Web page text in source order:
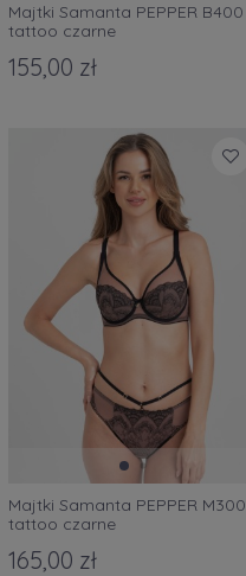
Majtki Samanta PEPPER B400
tattoo czarne
155,00 zł
Majtki Samanta PEPPER M300
tattoo czarne
165,00 zł